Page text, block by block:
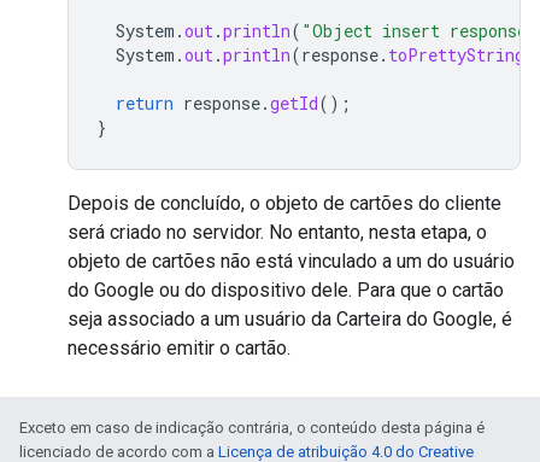
System .out.println( "Object insert response"
System .out.println(response. toPrettyString
return response.getId();
}
Depois de concluído, o objeto de cartões do cliente
será criado no servidor. No entanto, nesta etapa, o
objeto de cartões não está vinculado a um do usuário
do Google ou do dispositivo dele. Para que o cartão
seja associado a um usuário da Carteira do Google, é
necessário emitir o cartão.
Exceto em caso de indicação contrária, o conteúdo desta página é
licenciado de acordo com a Licença de atribuição 4.0 do Creative